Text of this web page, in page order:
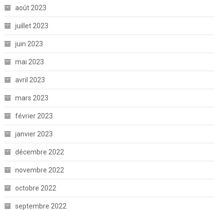
août 2023
juillet 2023
juin 2023
mai 2023
avril 2023
mars 2023
février 2023
janvier 2023
décembre 2022
novembre 2022
octobre 2022
septembre 2022